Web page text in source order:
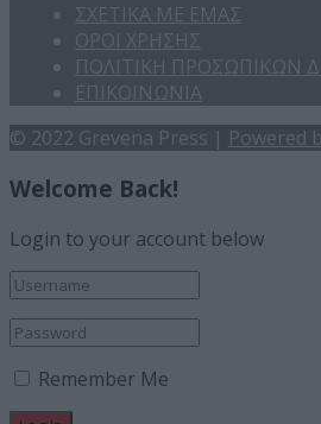
ΣΧΕΤΙΚΑ ΜΕ ΕΜΑΣ
ΟΡΟΙ ΧΡΗΣΗΣ
ΠΟΛΙΤΙΚΗ ΠΡΟΣΩΠΙΚΩΝ
ΕΠΙΚΟΙΝΩΝΙΑ
© 2022 Grevena Press | Powered
Welcome Back!
Login to your account below
Remember Me